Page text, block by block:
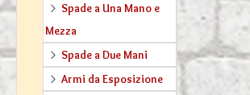
Spade a Una Mano e
Mezza
Spade a Due Mani
Armi da Esposizione